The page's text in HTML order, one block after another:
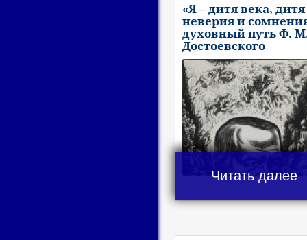
«Я – дитя века, дитя
неверия и
духовный путь Ф.
Достоевского
Читать далее